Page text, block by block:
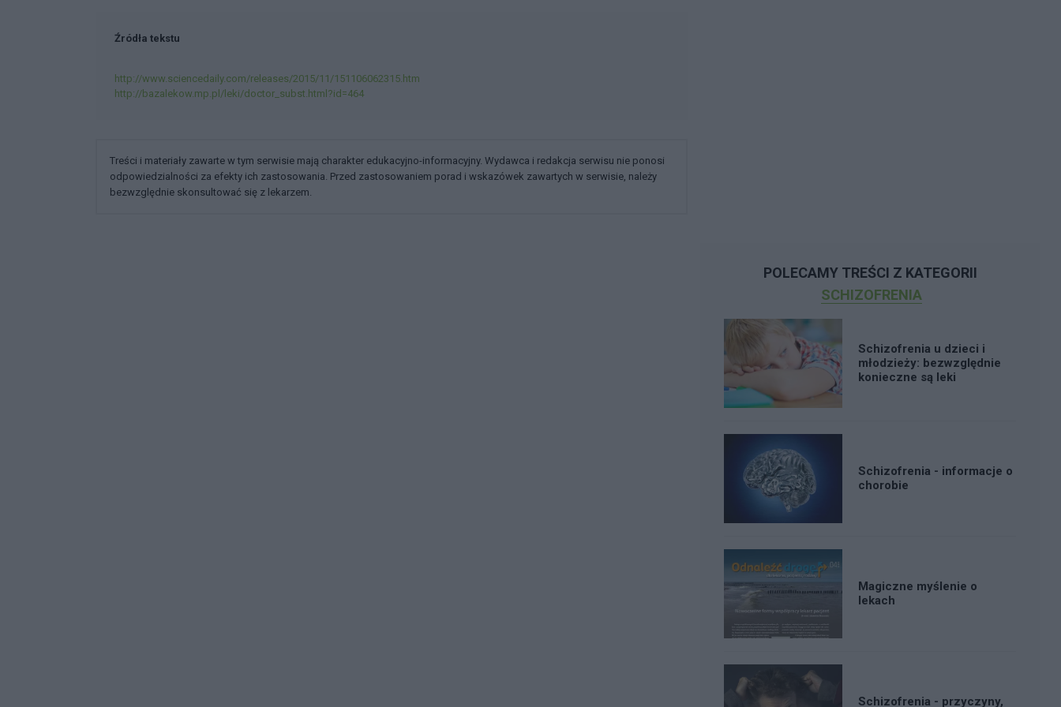
Źródła tekstu
http://www.sciencedaily.com/releases/2015/11/151106062315.htm
http://bazalekow.mp.pl/leki/doctor_subst.html?id=464
Treści i materiały zawarte w tym serwisie mają charakter edukacyjno-informacyjny. Wydawca i redakcja serwisu nie ponosi
odpowiedzialności za efekty ich zastosowania. Przed zastosowaniem porad i wskazówek zawartych w serwisie, należy
bezwzględnie skonsultować się z lekarzem.
POLECAMY TREŚCI Z KATEGORII
SCHIZOFRENIA
Schizofrenia u dzieci i
młodzieży: bezwzględnie
konieczne są leki
Schizofrenia - informacje o
chorobie
Magiczne myślenie o
lekach
Schizofrenia - przyczyny,